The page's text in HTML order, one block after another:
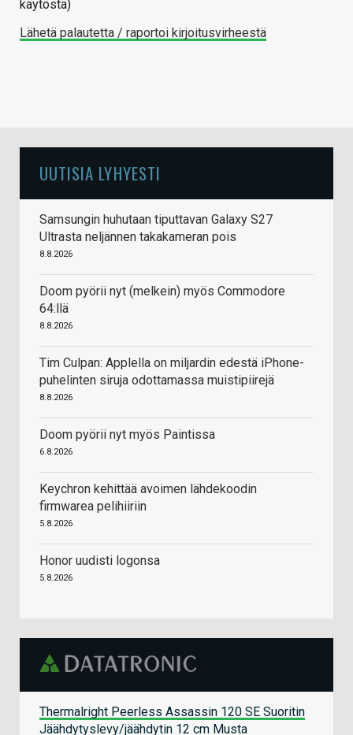
käytöstä)
Lähetä palautetta / raportoi kirjoitusvirheestä
UUTISIA LYHYESTI
Samsungin huhutaan tiputtavan Galaxy S27
Ultrasta neljännen takakameran pois
8.8.2026
Doom pyörii nyt (melkein) myös Commodore
64:llä
8.8.2026
Tim Culpan: Applella on miljardin edestä iPhone-
puhelinten siruja odottamassa muistipiirejä
8.8.2026
Doom pyörii nyt myös Paintissa
6.8.2026
Keychron kehittää avoimen lähdekoodin
firmwarea pelihiiriin
5.8.2026
Honor uudisti logonsa
5.8.2026
Thermalright Peerless Assassin 120 SE Suoritin
Jäähdytyslevy/jäähdytin 12 cm Musta